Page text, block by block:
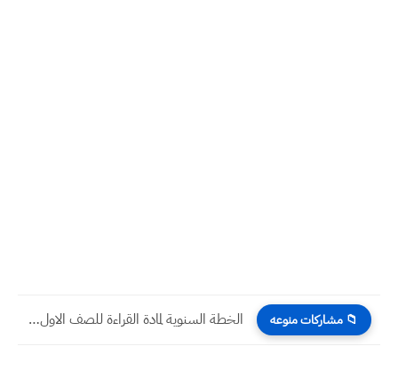
📁 مشاركات منوعه الخطة السنوية لمادة القراءة للصف الاول الابتدائي 2023